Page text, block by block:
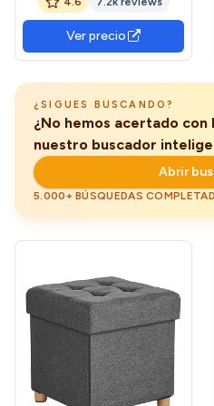
con reposapiés, Plegable,
Banco, 38 x 76 x 40 cm,
para Sala de Estar y
Dormitorio, Gris Oscuro
Ver precio
¿SIGUES BUSCANDO?
¿No hemos acertado con
nuestro buscador
Abrir
5.000+ BÚSQUEDAS